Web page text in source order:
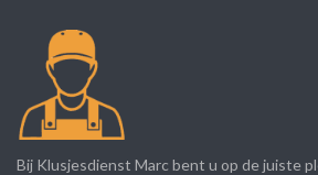
Bij Klusjesdienst Marc bent u op de juiste